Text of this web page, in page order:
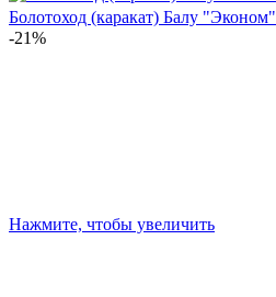
646 ₽.
Болотоход (каракат) Балу "Эконом"
-21%
Нажмите, чтобы увеличить